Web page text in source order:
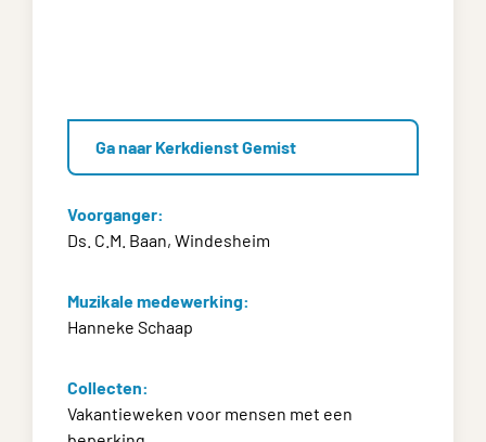
Ga naar Kerkdienst Gemist
Voorganger:
Ds. C.M. Baan, Windesheim
Muzikale medewerking:
Hanneke Schaap
Collecten:
Vakantieweken voor mensen met een